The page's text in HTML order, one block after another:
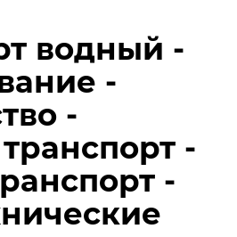
водный -
-
-
-
-